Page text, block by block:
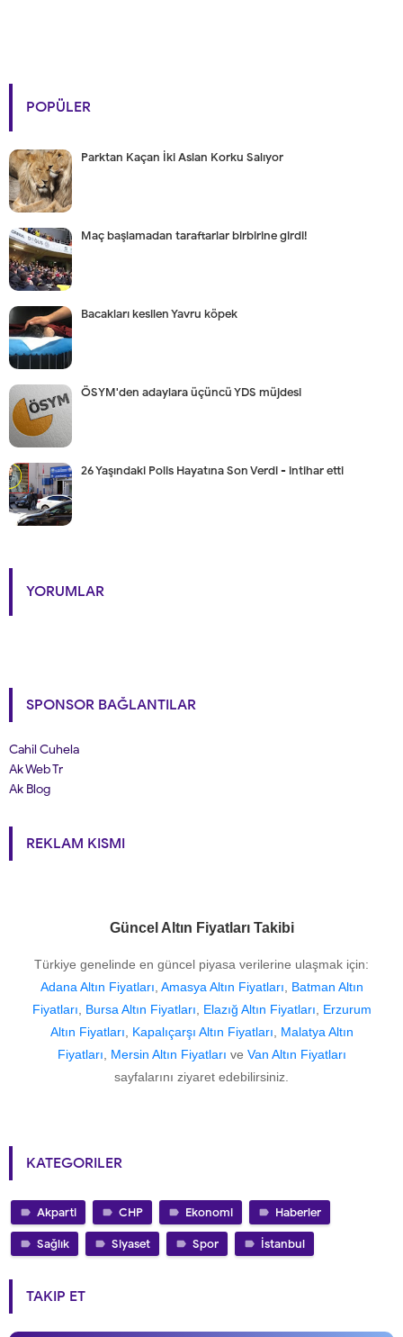
POPÜLER
Parktan Kaçan İki Aslan Korku Salıyor
Maç başlamadan taraftarlar birbirine girdi!
Bacakları kesilen Yavru köpek
ÖSYM'den adaylara üçüncü YDS müjdesi
26 Yaşındaki Polis Hayatına Son Verdi - intihar etti
YORUMLAR
SPONSOR BAĞLANTILAR
Cahil Cuhela
Ak Web Tr
Ak Blog
REKLAM KISMI
Güncel Altın Fiyatları Takibi
Türkiye genelinde en güncel piyasa verilerine ulaşmak için:
Adana Altın Fiyatları Amasya Altın Fiyatları
Batman Altın
Fiyatları
Bursa Altın Fiyatları Elazığ Altın Fiyatları
Erzurum
Altın Fiyatları
Kapalıçarşı Altın Fiyatları
Malatya Altın
Fiyatları
Mersin Altın Fiyatları ve Van Altın Fiyatları
sayfalarını ziyaret edebilirsiniz.
KATEGORILER
Akparti CHP Ekonomi Haberler
Sağlık Siyaset Spor İstanbul
TAKIP ET